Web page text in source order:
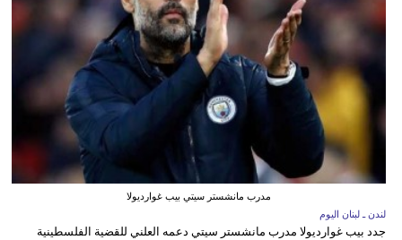
مدرب مانشستر سيتي بيب غوارديولا
لندن ـ لبنان اليوم
جدد بيب غوارديولا مدرب مانشستر سيتي دعمه العلني للقضية الفلسطينية